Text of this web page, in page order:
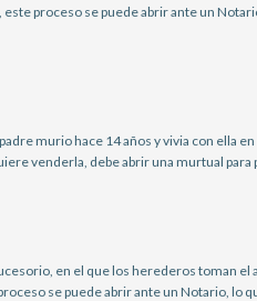
proceso se puede abrir ante un
murio hace 14 años y vivia con ella
venderla, debe abrir una murtual para
en el que los herederos toman el
se puede abrir ante un Notario, lo